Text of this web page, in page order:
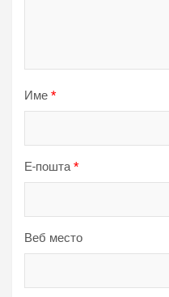
Име *
Е-пошта*
Веб место